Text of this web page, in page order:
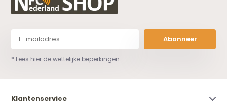
Abonneer
* Lees hier de wettelijke beperkingen
Klantenservice